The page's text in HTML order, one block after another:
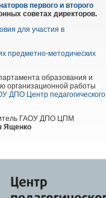
первого и второго
советах директоров.
для участия в
предметно-методических
образования и
организационной работы
ДПО Центр педагогического
ГАОУ ДПО ЦПМ
Ященко